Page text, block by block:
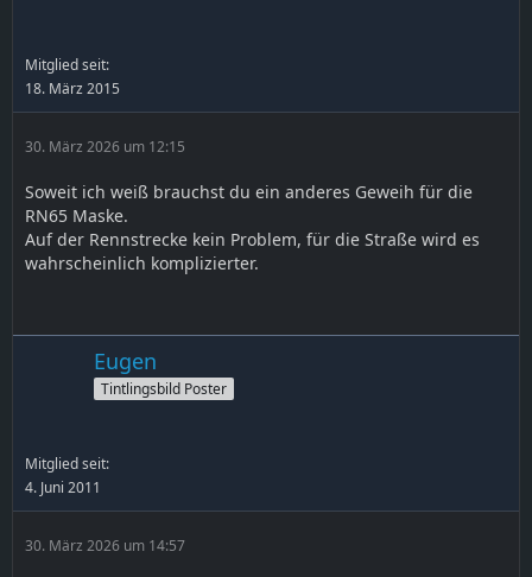
Mitglied seit:
18. März 2015
30. März 2026 um 12:15
Soweit ich weiß brauchst du ein anderes Geweih für die
RN65 Maske.
Auf der Rennstrecke kein Problem, für die Straße wird es
wahrscheinlich komplizierter.
Eugen
Tintlingsbild Poster
Mitglied seit:
4. Juni 2011
30. März 2026 um 14:57